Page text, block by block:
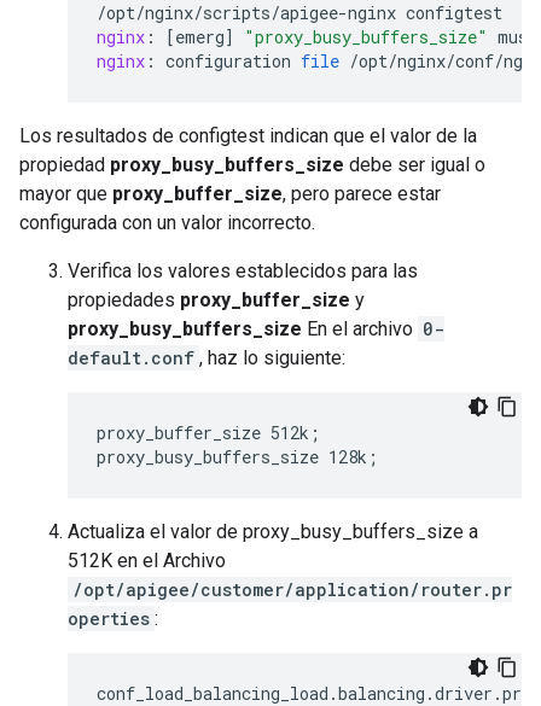
/opt/nginx/scripts/apigee-nginx configtest
nginx : [emerg] "proxy_busy_buffers_size" must
nginx : configuration file /opt/nginx/conf/
Los resultados de configtest indican que el valor de la
propiedad proxy_busy_buffers_size debe ser igual o
mayor que proxy_buffer_size, pero parece estar
configurada con un valor incorrecto.
Verifica los valores establecidos para las
propiedades proxy_buffer_size y
proxy_busy_buffers_size En el archivo 0-
default.conf , haz lo siguiente:
proxy_buffer_size 512k;
proxy_busy_buffers_size 128k;
Actualiza el valor de proxy_busy_buffers_size a
512K en el Archivo
/opt/apigee/customer/application/router.pr
operties :
conf_load_balancing_load .balancing .driver .